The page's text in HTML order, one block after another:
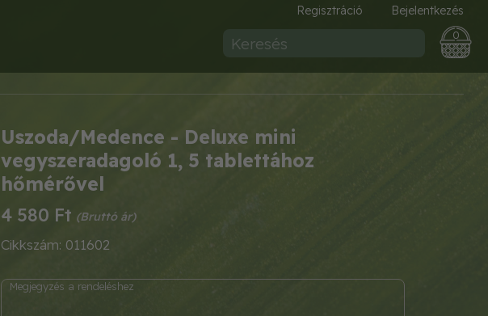
Regisztráció Bejelentkezés
0
Uszoda/Medence - Deluxe mini
vegyszeradagoló 1, 5 tablettához
hőmérővel
4 580 Ft
Cikkszám: 011602